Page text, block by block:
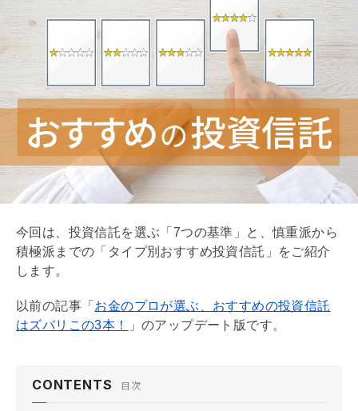
今回は、投資信託を選ぶ「7つの基準」と、慎重派から
積極派までの「タイプ別おすすめ投資信託」をご紹介
します。
以前の記事「 お金のプロが選ぶ、おすすめの投資信託
はズバリこの3本！
」のアップデート版です。
CONTENTS 目次